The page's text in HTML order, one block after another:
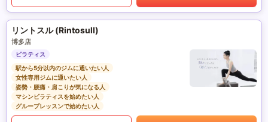
リントスル (Rintosull)
博多店
ピラティス
駅から5分以内のジムに通いたい人
女性専用ジムに通いたい人
姿勢・腰痛・肩こりが気になる人
マシンピラティスを始めたい人
グループレッスンで始めたい人